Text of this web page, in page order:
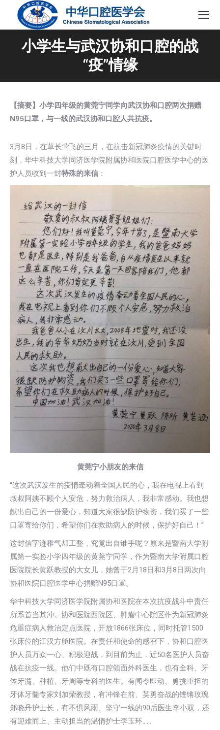
小学生与武汉协和口腔的战
“疫”情缘
【摘要】 小学四年级的黄莞宁同学向武汉协和口腔两次捐赠
N95口罩，与一线的武汉协和口腔人共抗疫。
3月8日，在草长莺飞的三月，在抗击新冠肺炎疫情的关键时
刻，华中科技大学同济医学院附属协和医院口腔医学中心的医
护人员收到一封特殊的来信 ：
黄莞宁小朋友的来信
“这次武汉发生的疫情牵动着全国人民的心，我在电视上看到
叔叔阿姨不顾个人安危，努力救治病人，我非常感动。我也想
献出自己的一份爱心，知道大家很缺防护物资，我们买了一些
口罩寄给你们，希望你们在救助病人的时候，保护好自己！”
这封信字迹稚气却工整，究竟出自谁手呢？原来是暨南大学附
属第一实验小学四年级的黄莞宁同学，作为暨南大学附属口腔
医院院长黄跃教授的大女儿，她曾于2月18日和3月8日两次向
协和医院口腔医学中心捐赠N95口罩。
华中科技大学同济医学院附属协和医院在本次抗疫战斗中责任
所系首当其冲。协和医院西院区、肿瘤中心院区作为新冠肺炎
危重症病人救治定点医院，开放1866张床位，同时托管1500
张床位的江汉方舱医院。在责任和使命的感召下，协和口腔医
护人员万众一心、积极迎战，到目前为止，近50名医护人员奋
战在抗疫一线。他们中既有口腔颌面外科医生，也有全科、牙
体牙髓、种植、牙周等专科的医生。有闻令即动、勇挑重担的
牙体牙髓专家刘加荣教授，有冲锋在前、英勇奋战的铿锵玫瑰
郑晓丹护士长，有不惧风雨、坚守一线的90后医生李小双，还
有迎难而上、主动担当的温情护士李玉环……